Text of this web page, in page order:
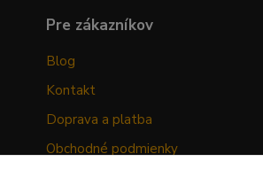
Pre zákazníkov
Blog
Kontakt
Doprava a platba
Obchodné podmienky